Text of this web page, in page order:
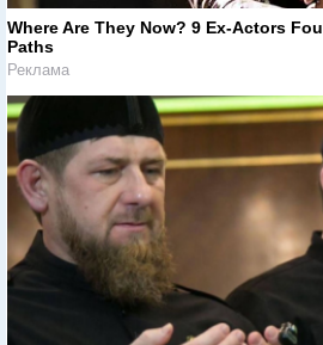
Where Are They Now? 9 Ex-Actors
Paths
Реклама